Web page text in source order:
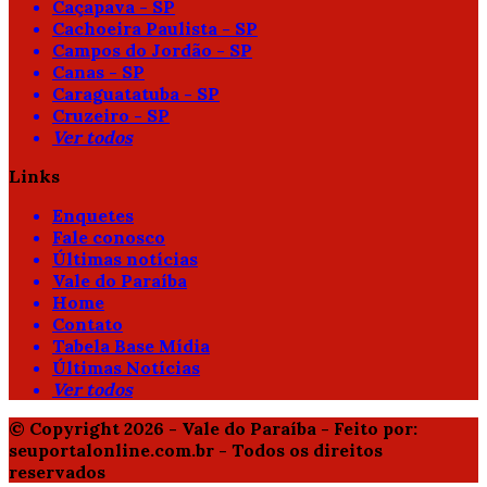
Caçapava - SP
Cachoeira Paulista - SP
Campos do Jordão - SP
Canas - SP
Caraguatatuba - SP
Cruzeiro - SP
Ver todos
Links
Enquetes
Fale conosco
Últimas notícias
Vale do Paraíba
Home
Contato
Tabela Base Mídia
Últimas Notícias
Ver todos
© Copyright 2026 - Vale do Paraíba - Feito por:
seuportalonline.com.br - Todos os direitos
reservados